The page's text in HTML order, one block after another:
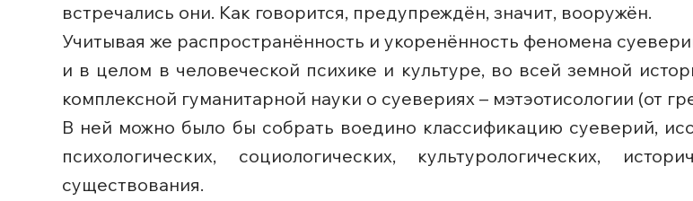
встречались они. Как говорится, предупреждён, значит, вооружён.
Учитывая же распространённость и укоренённость феномена
и в целом в человеческой психике и культуре, во всей земной
комплексной гуманитарной науки о суевериях – мэтэотисологии (от
В ней можно было бы собрать воедино классификацию суеверий,
психологических, социологических, культурологических,
существования.